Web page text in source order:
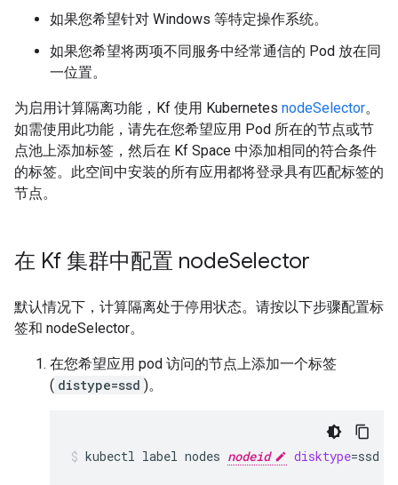
如果您希望针对 Windows 等特定操作系统。
如果您希望将两项不同服务中经常通信的 Pod 放在同
一位置。
为启用计算隔离功能，Kf 使用 Kubernetes nodeSelector。
如需使用此功能，请先在您希望应用 Pod 所在的节点或节
点池上添加标签，然后在 Kf Space 中添加相同的符合条件
的标签。此空间中安装的所有应用都将登录具有匹配标签的
节点。
在 Kf 集群中配置 nodeSelector
默认情况下，计算隔离处于停用状态。请按以下步骤配置标
签和 nodeSelector。
在您希望应用 pod 访问的节点上添加一个标签
( distype=ssd )。
kubectl label nodes nodeid disktype=ssd